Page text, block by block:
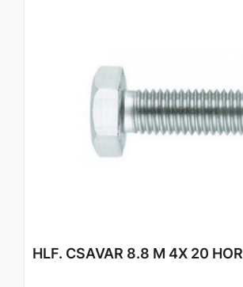
HLF. CSAVAR 8.8 M 4X 20